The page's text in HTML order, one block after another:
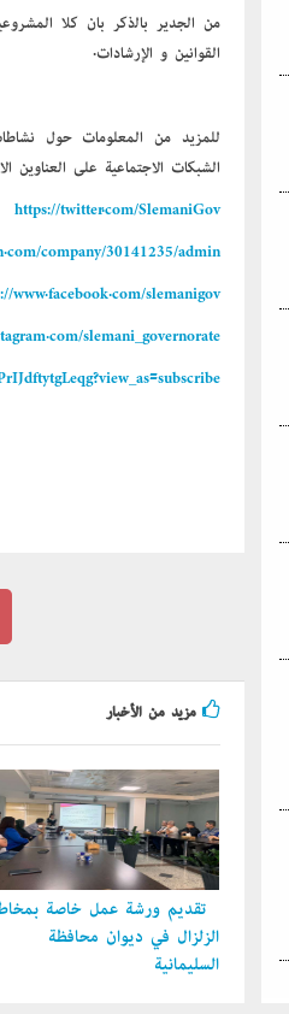
من الجدير بالذكر بأن كلا
القوانين و الإرشادات.
للمزيد من المعلومات حول
الشبكات الاجتماعية على العناوين
https://twitter.com/SlemaniGov
company/30141235/admin/
www.facebook.com/slemanigov/
slemani_governorate/
مزيد من الأخبار
تقديم ورشة عمل خاصة
الزلزال في ديوان محافظة
السليمانية